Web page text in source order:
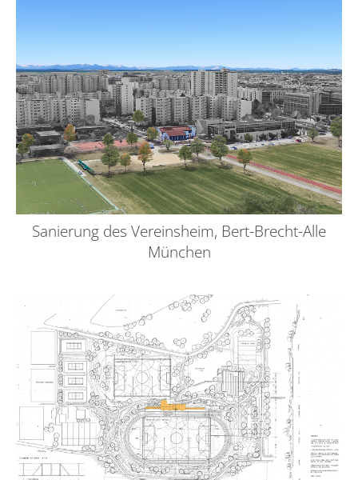
Sanierung des Vereinsheim, Bert-Brecht-Alle
München